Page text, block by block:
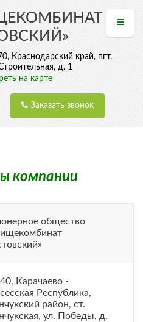
Краснодарский край, пгт.
д. 1
на карте
Заказать звонок
компании
общество
Карачаево -
Республика,
район, ст.
ул. Победы, д.